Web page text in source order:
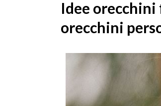
Idee orecchini
orecchini